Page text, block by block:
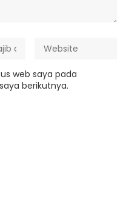
web saya pada
berikutnya.